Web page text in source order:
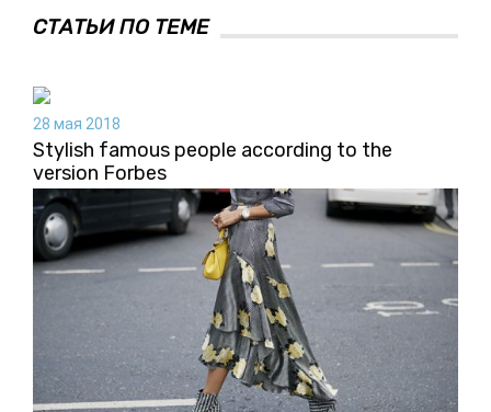
СТАТЬИ ПО ТЕМЕ
28 мая 2018
Stylish famous people according to the
version Forbes